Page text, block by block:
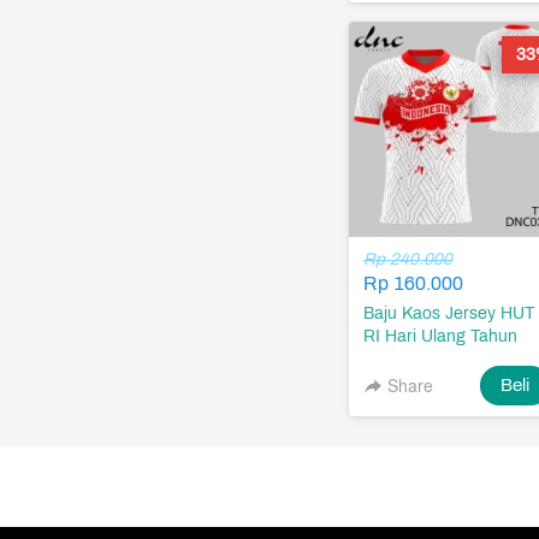
Rp 240.000
Rp 160.000
Baju Kaos Jersey HUT
RI Hari Ulang Tahun
Indonesia 17 Agustus
1945 Desain DNC0340
Share `Beli